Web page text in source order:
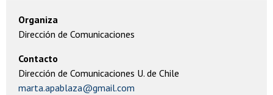
Organiza
Dirección de Comunicaciones
Contacto
Dirección de Comunicaciones U. de Chile
marta.apablaza@gmail.com